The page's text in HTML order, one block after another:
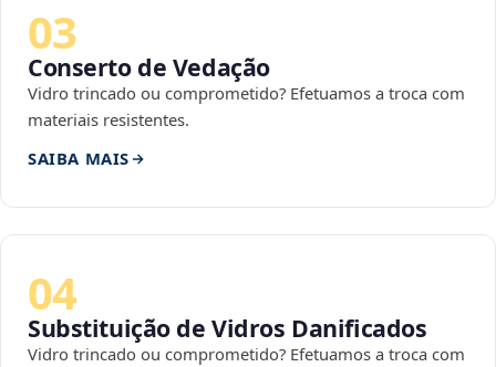
03
Conserto de Vedação
Vidro trincado ou comprometido? Efetuamos a troca com
materiais resistentes.
SAIBA MAIS
04
Substituição de Vidros Danificados
Vidro trincado ou comprometido? Efetuamos a troca com